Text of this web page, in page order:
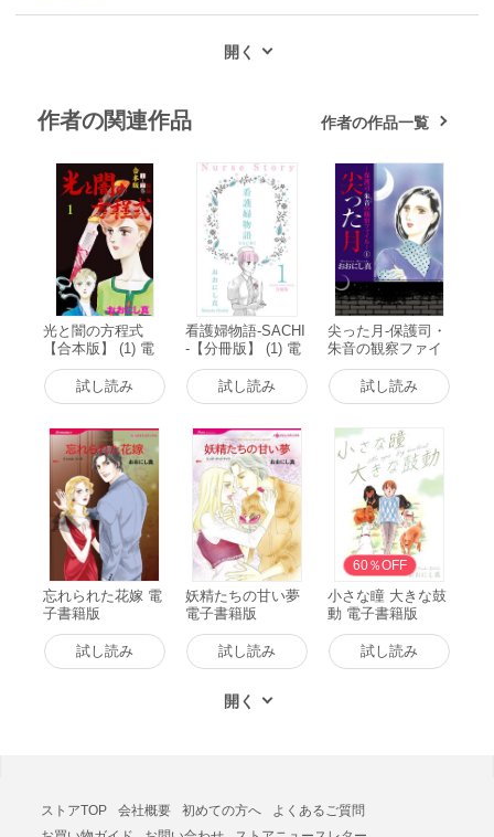
作者の関連作品 作者の作品一覧
光と闇の方程式
【合本版】 (1) 電
子書籍版
試し読み
看護婦物語-SACHI
-【分冊版】 (1) 電
子書籍版
試し読み
尖った月-保護司・
朱音の観察ファイ
ル- (1) 電子書籍版
試し読み
忘れられた花嫁 電
子書籍版
試し読み
妖精たちの甘い夢
電子書籍版
試し読み
60％OFF
小さな瞳 大きな鼓
動 電子書籍版
試し読み
ストアTOP 会社概要 初めての方へ
よくあるご質問